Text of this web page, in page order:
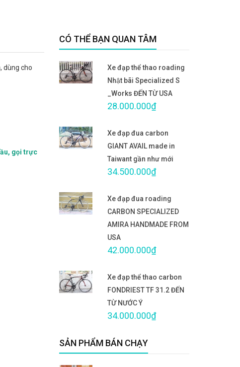
dùng cho
gọi trực
CÓ THỂ BẠN QUAN TÂM
Xe đạp thể thao roading
Nhật bãi Specialized S
_Works ĐẾN TỪ USA
28.000.000₫
Xe đạp đua carbon
GIANT AVAIL made in
Taiwant gần như mới
34.500.000₫
Xe đạp đua roading
CARBON SPECIALIZED
AMIRA HANDMADE FROM
USA
42.000.000₫
Xe đạp thể thao carbon
FONDRIEST TF 31.2 ĐẾN
TỪ NƯỚC Ý
34.000.000₫
SẢN PHẨM BÁN CHẠY